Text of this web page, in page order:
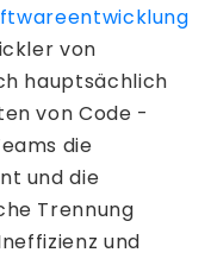
von
hauptsächlich
von Code -
die
und die
Trennung
und